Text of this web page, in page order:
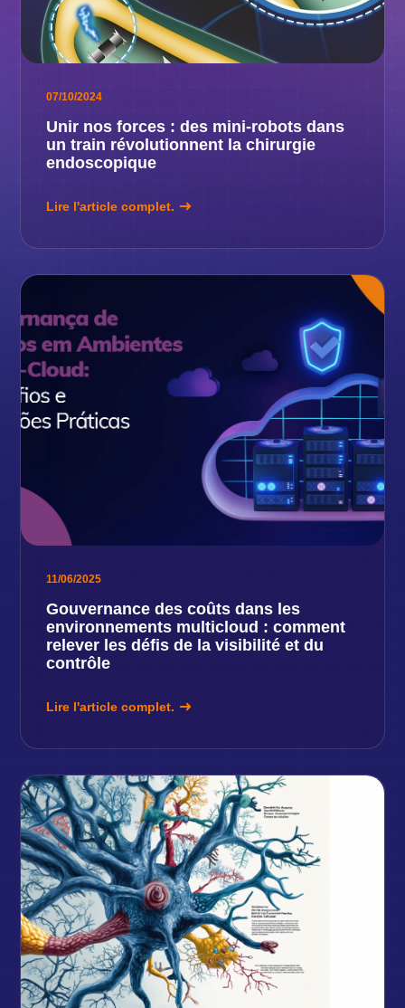
07/10/2024
Unir nos forces : des mini-robots dans
un train révolutionnent la chirurgie
endoscopique
Lire l'article complet.
11/06/2025
Gouvernance des coûts dans les
environnements multicloud : comment
relever les défis de la visibilité et du
contrôle
Lire l'article complet.